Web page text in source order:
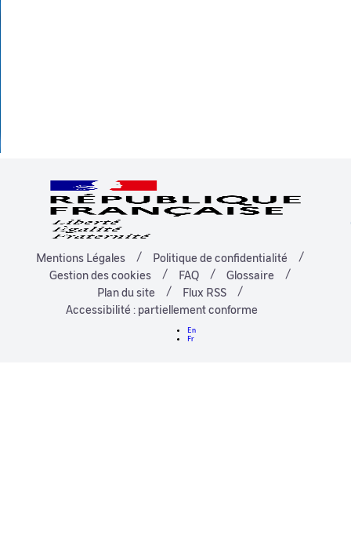
Mentions Légales
Politique de confidentialité
Gestion des cookies
FAQ
Glossaire
Plan du site
Flux RSS
Accessibilité : partiellement conforme
En
Fr